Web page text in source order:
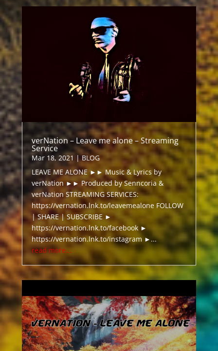
verNation – Leave me alone – Streaming
Service
Mar 18, 2021 |BLOG
LEAVE ME ALONE ►► Music & Lyrics by
verNation ►► Produced by Senncoria &
verNation STREAMING SERVICES:
https://vernation.lnk.to/leavemealone FOLLOW
| SHARE | SUBSCRIBE ►
https://vernation.lnk.to/facebook ►
https://vernation.lnk.to/instagram ►...
read more...